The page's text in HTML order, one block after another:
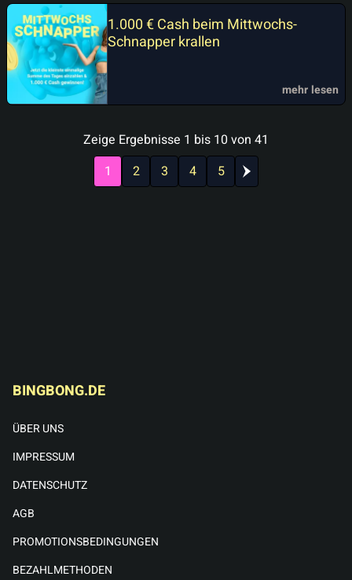
1.000 € Cash beim Mittwochs-
Schnapper krallen
mehr lesen
Zeige Ergebnisse 1 bis 10 von 41
1
2 3 4 5
BINGBONG.DE
ÜBER UNS
IMPRESSUM
DATENSCHUTZ
AGB
PROMOTIONSBEDINGUNGEN
BEZAHLMETHODEN